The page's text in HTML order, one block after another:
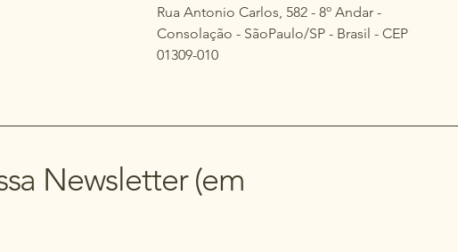
Rua Antonio Carlos, 582 - 8º Andar -
Consolação - SãoPaulo/SP - Brasil - CEP
01309-010
Newsletter (em